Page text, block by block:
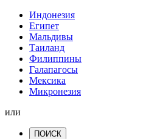
Индонезия
Египет
Мальдивы
Таиланд
Филиппины
Галапагосы
Мексика
Микронезия
или
ПОИСК